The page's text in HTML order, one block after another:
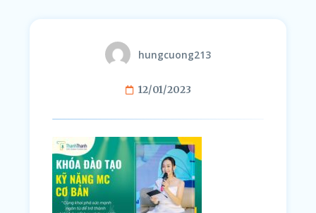
hungcuong213
12/01/2023